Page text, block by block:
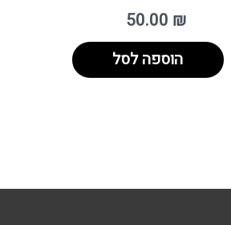
50.00 ₪
הוספה לסל